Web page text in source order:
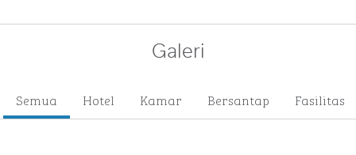
Galeri
Semua Hotel Kamar Bersantap Fasilitas